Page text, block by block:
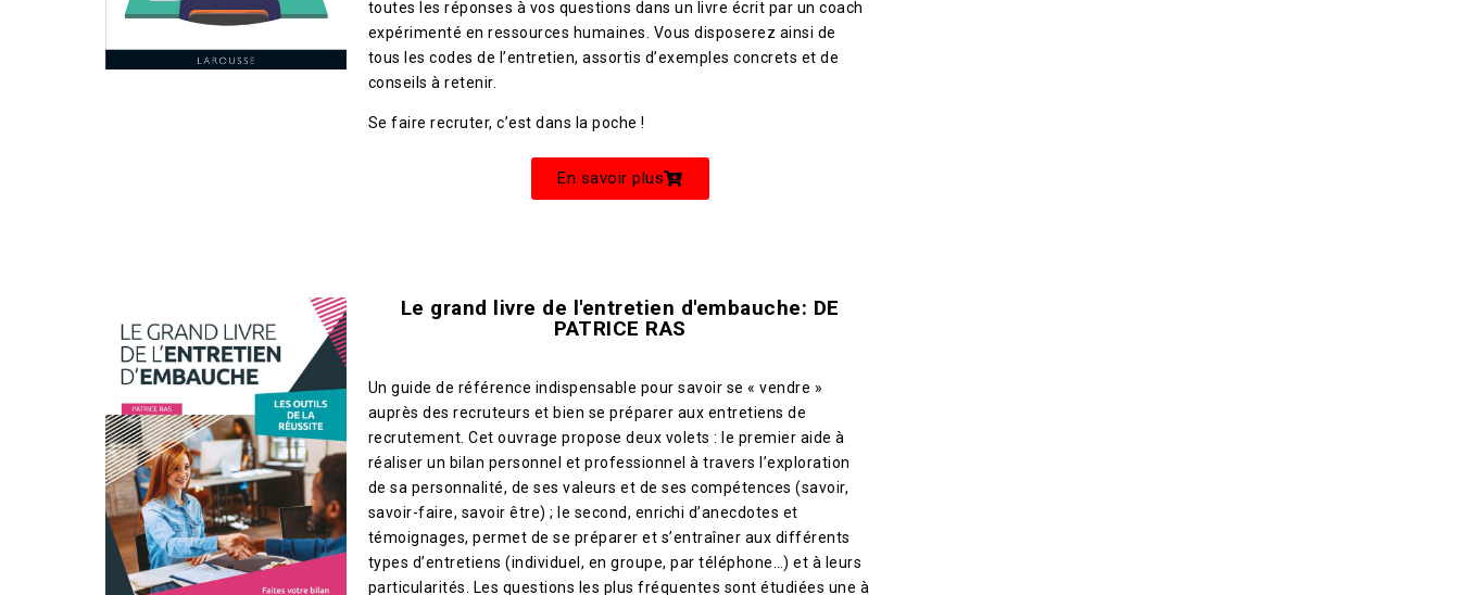
toutes les réponses à vos questions dans un livre écrit par un coach
expérimenté en ressources humaines. Vous disposerez ainsi de
tous les codes de l’entretien, assortis d’exemples concrets et de
conseils à retenir.
Se faire recruter, c’est dans la poche !
En savoir plus
Le grand livre de l'entretien d'embauche: DE
PATRICE RAS
Un guide de référence indispensable pour savoir se « vendre »
auprès des recruteurs et bien se préparer aux entretiens de
recrutement.Cet ouvrage propose deux volets : le premier aide à
réaliser un bilan personnel et professionnel à travers l’exploration
de sa personnalité, de ses valeurs et de ses compétences (savoir,
savoir-faire, savoir être) ; le second, enrichi d’anecdotes et
témoignages, permet de se préparer et s’entraîner aux différents
types d’entretiens (individuel, en groupe, par téléphone…) et à leurs
particularités. Les questions les plus fréquentes sont étudiées une à